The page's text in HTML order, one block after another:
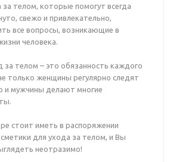
телом, которые помогут всегда
свежо и привлекательно,
все вопросы, возникающие в
человека.
за телом – это обязанность каждого
только женщины регулярно следят
и мужчины делают многие
стоит иметь в распоряжении
для ухода за телом, и Вы
неотразимо!